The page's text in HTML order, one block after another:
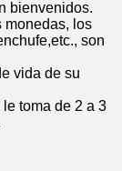
bienvenidos.
monedas, los
son
vida de su
toma de 2 a 3